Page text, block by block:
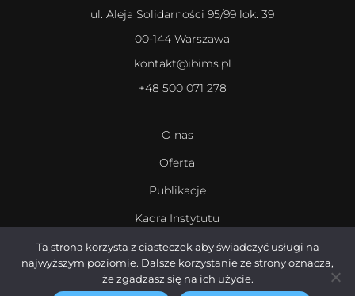
ul. Aleja Solidarności 95/99 lok. 39
00-144 Warszawa
kontakt@ibims.pl
+48 500 071 278
O nas
Oferta
Publikacje
Kadra Instytutu
Kariera
Ta strona korzysta z ciasteczek aby świadczyć usługi na
najwyższym poziomie. Dalsze korzystanie ze strony oznacza,
że zgadzasz się na ich użycie.